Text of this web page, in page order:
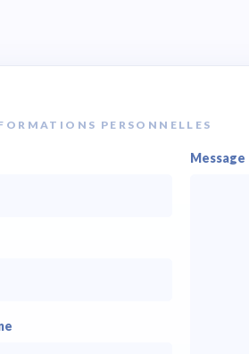
PERSONNELLES
Message